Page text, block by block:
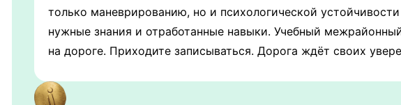
только маневрированию, но и психологической
нужные знания и отработанные навыки. Учебный
на дороге. Приходите записываться. Дорога ждёт своих